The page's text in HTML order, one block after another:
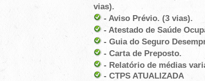
vias).
- Aviso Prévio. (3 vias).
- Atestado de Saúde
- Guia do Seguro
- Carta de Preposto.
- Relatório de médias
- CTPS ATUALIZADA